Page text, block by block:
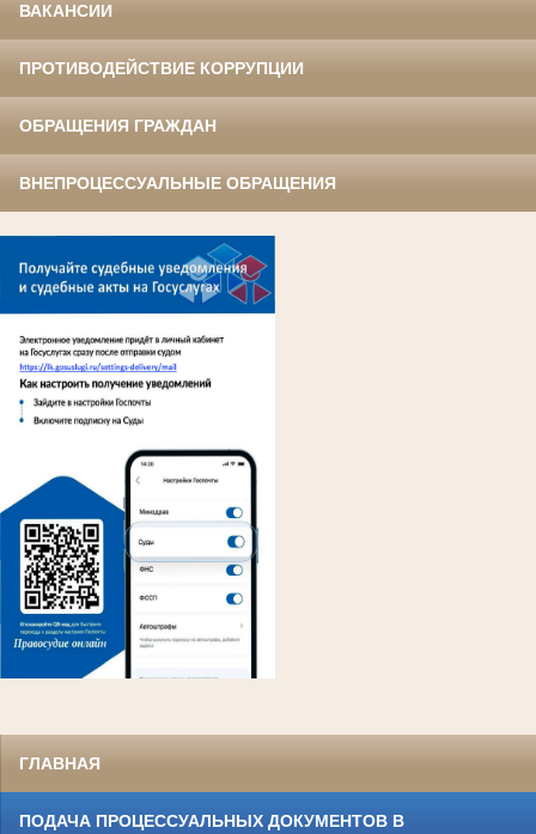
ВАКАНСИИ
ПРОТИВОДЕЙСТВИЕ КОРРУПЦИИ
ОБРАЩЕНИЯ ГРАЖДАН
ВНЕПРОЦЕССУАЛЬНЫЕ ОБРАЩЕНИЯ
ГЛАВНАЯ
ПОДАЧА ПРОЦЕССУАЛЬНЫХ ДОКУМЕНТОВ В